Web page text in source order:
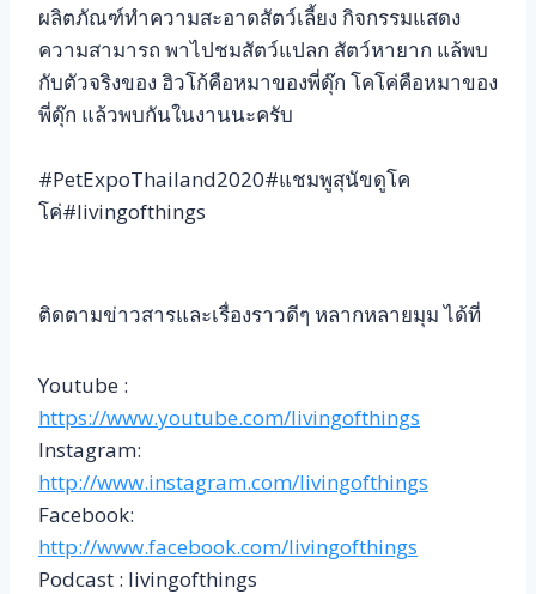
ผลิตภัณฑ์ทำความสะอาดสัตว์เลี้ยง กิจกรรมแสดง
ความสามารถ พาไปชมสัตว์แปลก สัตว์หายาก แล้พบ
กับตัวจริงของ ฮิวโก้คือหมาของพี่ดุ๊ก โคโค่คือหมาของ
พี่ดุ๊ก แล้วพบกันในงานนะครับ
#PetExpoThailand2020#แชมพูสุนัขดูโค
โค่#livingofthings
ติดตามข่าวสารและเรื่องราวดีๆ หลากหลายมุม ได้ที่
Youtube :
https://www.youtube.com/livingofthings
Instagram:
http://www.instagram.com/livingofthings
Facebook:
http://www.facebook.com/livingofthings
Podcast : livingofthings